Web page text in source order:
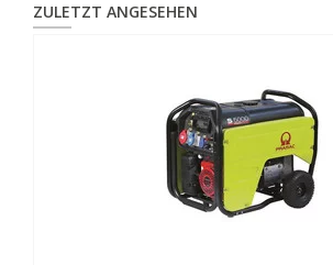
ZULETZT ANGESEHEN